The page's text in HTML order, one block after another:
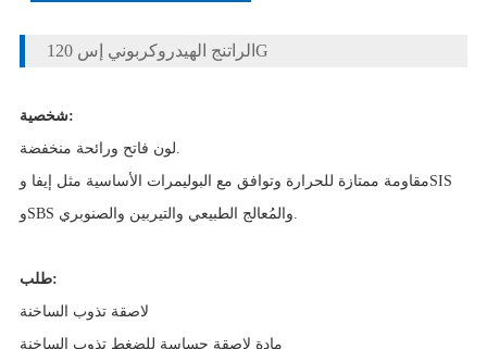
الراتنج الهيدروكربوني إس 120G
شخصية:
لون فاتح ورائحة منخفضة.
مقاومة ممتازة للحرارة وتوافق مع البوليمرات الأساسية مثل إيفا وSIS
وSBS والمُعالج الطبيعي والتيربين والصنوبري.
طلب:
لاصقة تذوب الساخنة
مادة لاصقة حساسة للضغط تذوب الساخنة